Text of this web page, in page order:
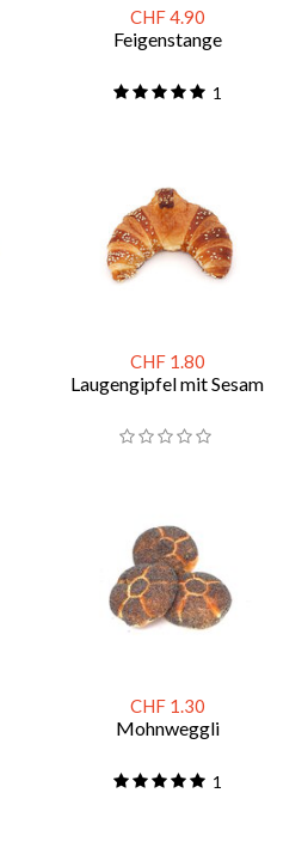
CHF 4.90
Feigenstange
1
CHF 1.80
Laugengipfel mit Sesam
CHF 1.30
Mohnweggli
1